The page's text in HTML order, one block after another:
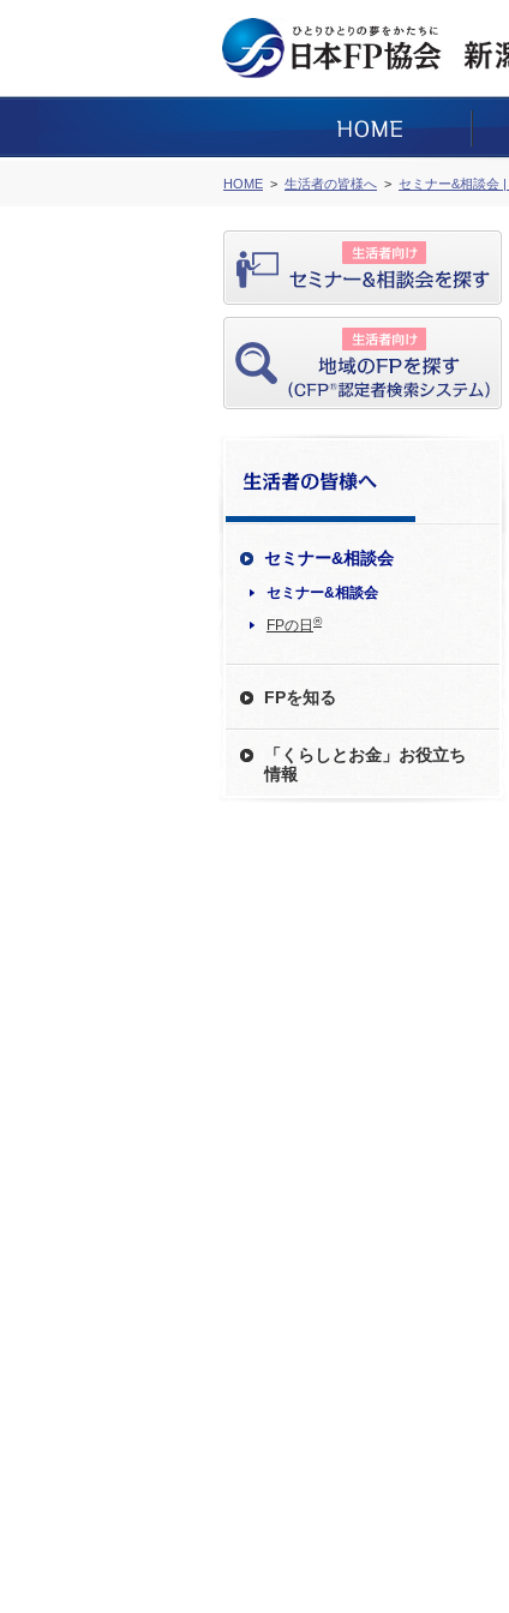
HOME 生活者の皆様へ セミナー&相談会
セミナー&相談会
セミナー&相談会
FPの日 ®
FPを知る
「くらしとお金」お役立ち
情報